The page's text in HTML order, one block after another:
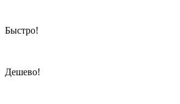
Быстро!
Дешево!